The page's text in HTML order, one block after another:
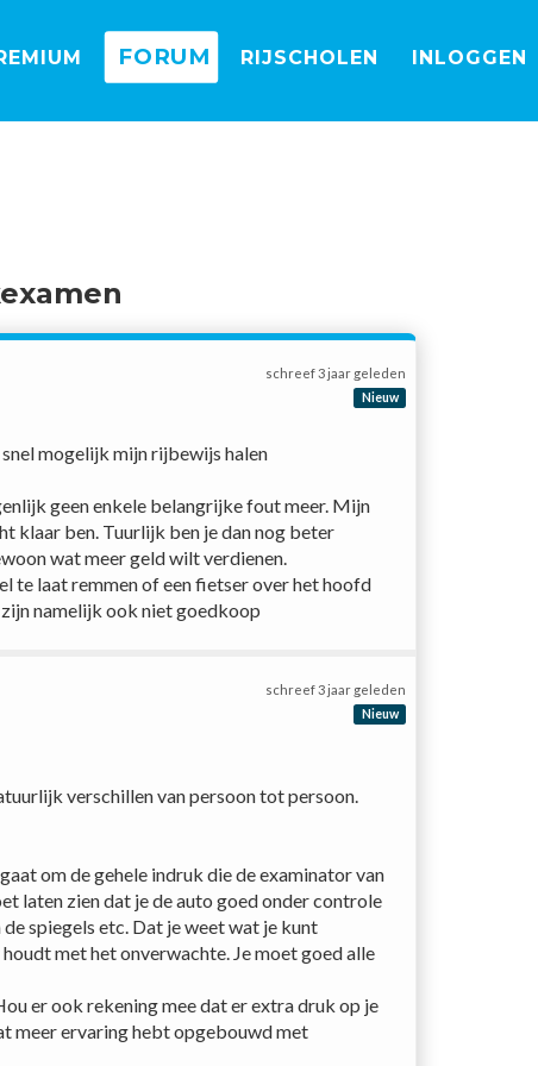
FORUM RIJSCHOLEN INLOGGEN
schreef3 jaar geleden
Nieuw
mogelijk mijn rijbewijs halen
geen enkele belangrijke fout meer. Mijn
klaar ben. Tuurlijk ben je dan nog beter
wat meer geld wilt verdienen.
te laat remmen of een fietser over het hoofd
namelijk ook niet goedkoop
schreef3 jaar geleden
Nieuw
verschillen van persoon tot persoon.
om de gehele indruk die de examinator van
laten zien dat je de auto goed onder controle
spiegels etc. Dat je weet wat je kunt
met het onverwachte. Je moet goed alle
er ook rekening mee dat er extra druk op je
meer ervaring hebt opgebouwd met